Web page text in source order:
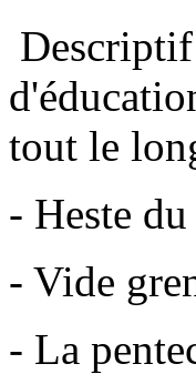
tout le
- Heste
- Vide
- La